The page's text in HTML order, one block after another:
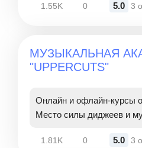
1.55K 0 5.0 3
МУЗЫКАЛЬНАЯ
"UPPERCUTS"
Онлайн и офлайн-курсы
Место силы диджеев и
1.81K 0 5.0 3